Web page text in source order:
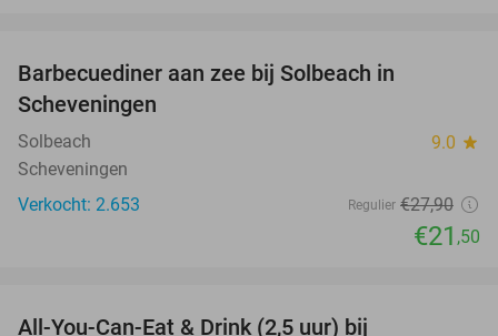
Barbecuediner aan zee bij Solbeach in
Scheveningen
Solbeach 9.0 star
Scheveningen
Verkocht: 2.653
Regulier €27,90
€21 ,50
All-You-Can-Eat & Drink (2,5 uur) bij